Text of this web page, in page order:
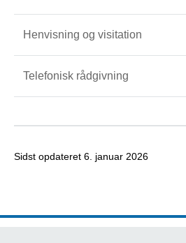
Henvisning og visitation
Telefonisk rådgivning
Sidst opdateret 6. januar 2026